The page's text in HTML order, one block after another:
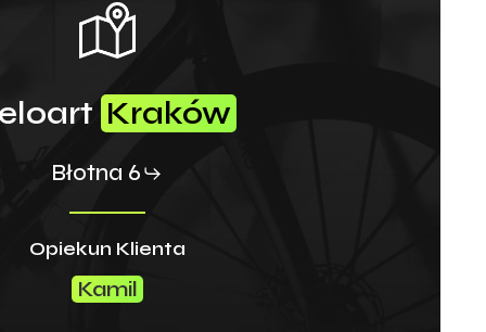
Kraków
Błotna 6
Opiekun Klienta
Kamil